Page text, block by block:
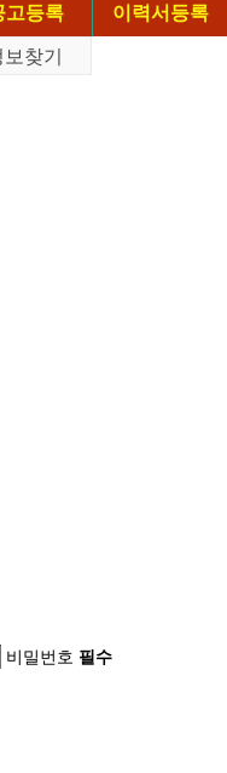
고등록
이력서등록
보찾기
비밀번호 필수